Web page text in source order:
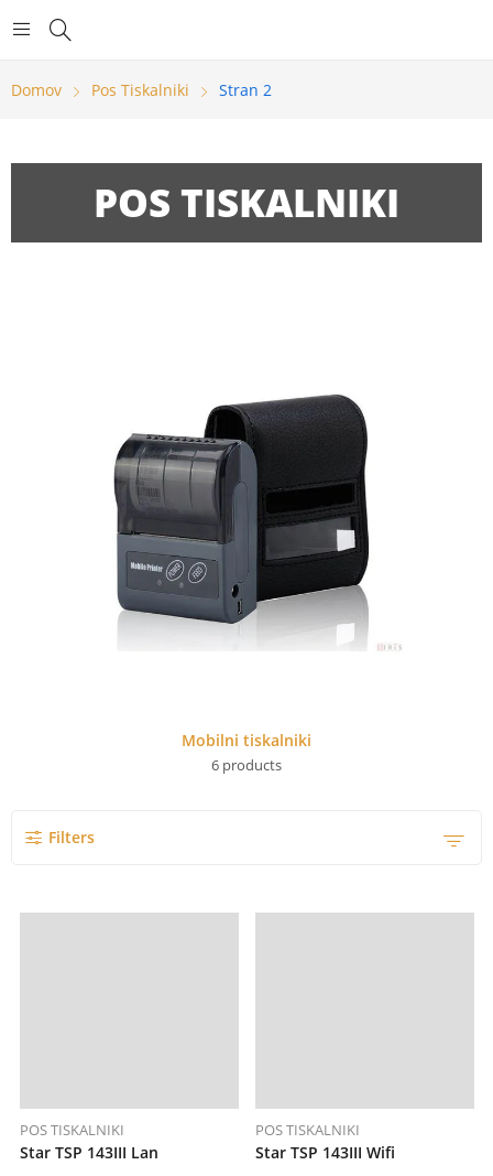
Domov Pos Tiskalniki Stran 2
POS TISKALNIKI
Mobilni tiskalniki
6 products
Filters
POS TISKALNIKI
Star TSP 143III Lan
POS TISKALNIKI
Star TSP 143III Wifi